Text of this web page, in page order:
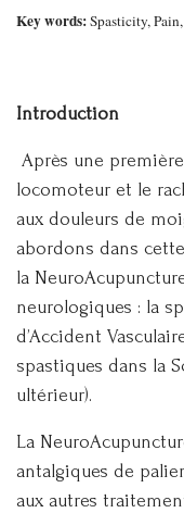
Key words:Spasticity,
Introduction
Après une
locomoteur et le
aux douleurs de
abordons dans
la
neurologiques : la
d’Accident
spastiques dans la
ultérieur).
La
antalgiques de
aux autres